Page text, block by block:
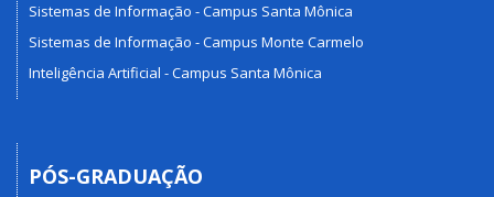
Sistemas de Informação - Campus Santa Mônica
Sistemas de Informação - Campus Monte Carmelo
Inteligência Artificial - Campus Santa Mônica
PÓS-GRADUAÇÃO